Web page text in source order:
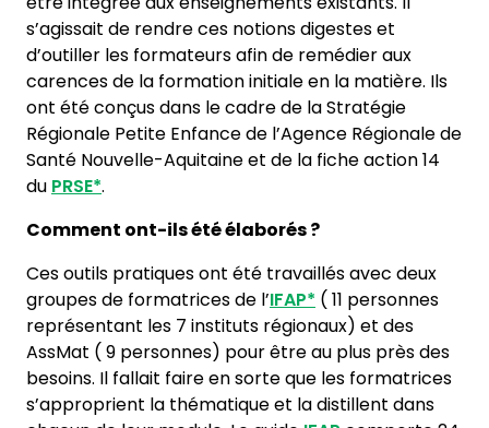
s’agissait de rendre ces notions digestes et
d’outiller les formateurs afin de remédier aux
carences de la formation initiale en la matière. Ils
ont été conçus dans le cadre de la Stratégie
Régionale Petite Enfance de l’Agence Régionale de
Santé Nouvelle-Aquitaine et de la fiche action 14
du PRSE*.
Comment ont-ils été élaborés ?
Ces outils pratiques ont été travaillés avec deux
groupes de formatrices de l’IFAP* ( 11 personnes
représentant les 7 instituts régionaux) et des
AssMat ( 9 personnes) pour être au plus près des
besoins. Il fallait faire en sorte que les formatrices
s’approprient la thématique et la distillent dans